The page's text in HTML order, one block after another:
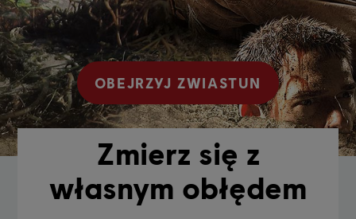
Zmierz się z
własnym obłędem
OBEJRZYJ ZWIASTUN